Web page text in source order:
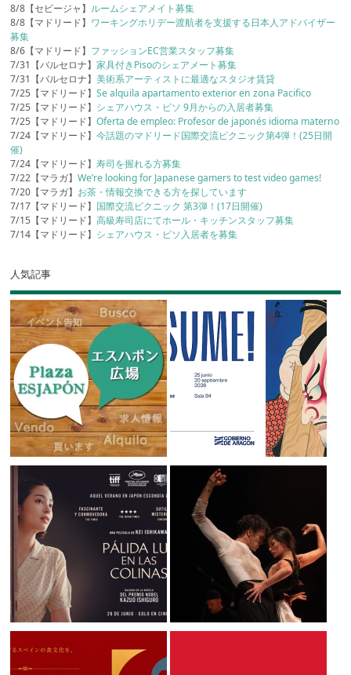
8/8【セビージャ】 ルームシェアメイト募集
8/8【マドリード】 ワーキングホリデー渡航者を支援する日本人アドバイザー
募集
8/6【マドリード】 ファッションEC営業スタッフ募集
7/31【バルセロナ】家具付きPisoのシェアメート募集
7/31【バルセロナ】美術系アーティストに最適なスタジオ賃貸
7/25【マドリード】Se alquila apartamento exterior en zona Pacifico
7/25【マドリード】 シェアハウス・ピソ 9月からの入居者募集
7/25【マドリード】Oferta de empleo: Profesor de japonés idioma materno
7/24【マドリード】今話題のマドリード国際交流ピクニック第4弾！(25日開
催)
7/24【マドリード】寿司を握れる方募集
7/22【マラガ】We’re looking for Japanese gamers to test video games!
7/20【マラガ】 お茶・情報交換できる方を探しています
7/17【マドリード】 国際交流ピクニック 第3弾！(17日開催)
7/15【マドリード】高級寿司店にてホール・キッチンスタッフ募集
7/14【マドリード】 シェアハウス・ピソ入居者を募集
人気記事